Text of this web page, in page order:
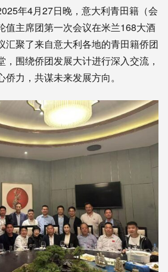
年4月27日晚，意大利青田籍（会
值主席团第一次会议在米兰168大酒
汇聚了来自意大利各地的青田籍侨团
围绕侨团发展大计进行深入交流，
力，共谋未来发展方向。